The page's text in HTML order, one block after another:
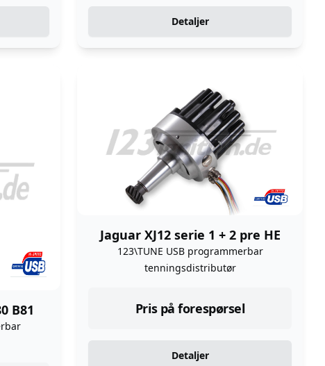
Detaljer
B81
Jaguar XJ12 serie 1 + 2 pre HE
123\TUNE USB programmerbar
tenningsdistributør
Pris på forespørsel
Detaljer